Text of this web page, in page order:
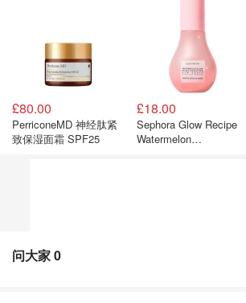
£80.00
PerriconeMD 神经肽紧
致保湿面霜 SPF25
£18.00
Sephora Glow Recipe
Watermelon
问大家0